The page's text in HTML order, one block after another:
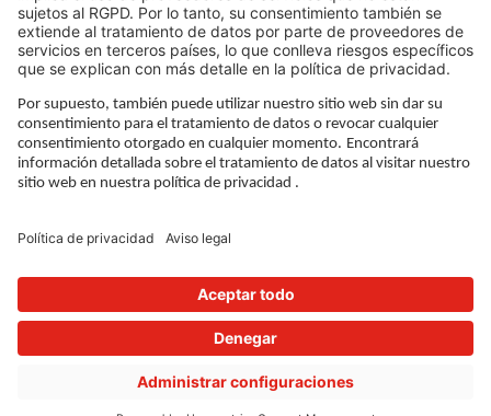
Política de privacidad
Gobernanza
Condiciones de uso